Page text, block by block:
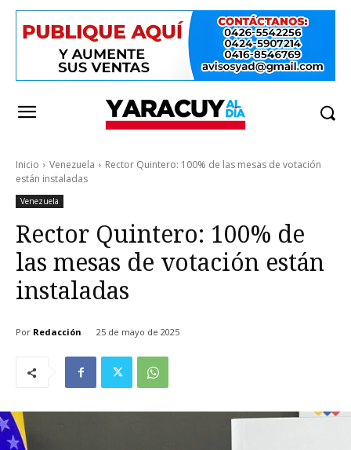
Inicio Venezuela
Rector Quintero: 100% de las mesas de votación
están instaladas
Venezuela
Rector Quintero: 100% de
las mesas de votación están
instaladas
Por Redacción 25 de mayo de 2025